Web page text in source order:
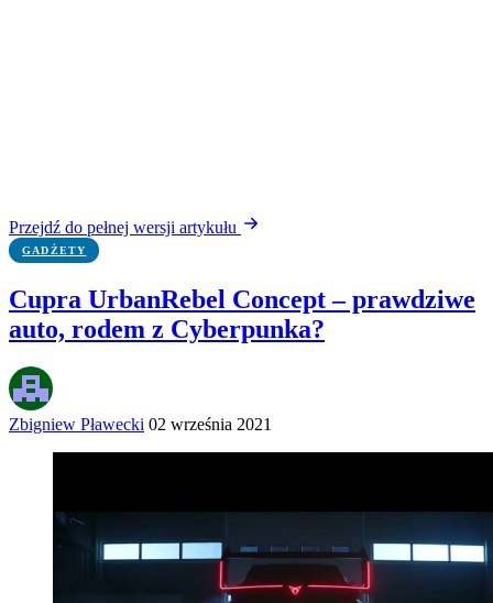
Przejdź do pełnej wersji artykułu
GADŻETY
Cupra UrbanRebel Concept – prawdziwe
auto, rodem z Cyberpunka?
Zbigniew Pławecki 02 września 2021